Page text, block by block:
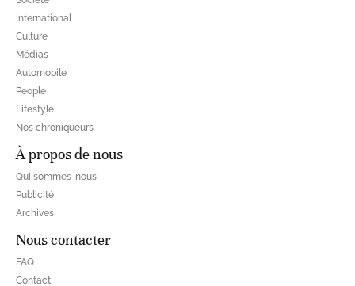
International
Culture
Médias
Automobile
People
Lifestyle
Nos chroniqueurs
À propos de nous
Qui sommes-nous
Publicité
Archives
Nous contacter
FAQ
Contact